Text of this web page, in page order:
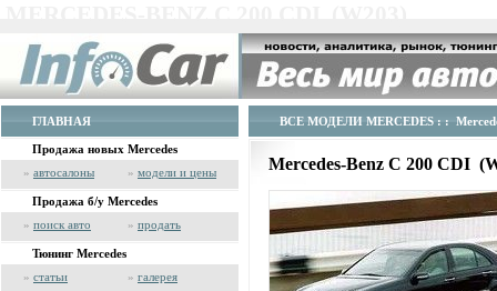
ГЛАВНАЯ
Продажа новых Mercedes
» автосалоны » модели и цены
Продажа б/у Mercedes
» поиск авто » продать
Тюнинг Mercedes
» статьи » галерея
ВСЕ МОДЕЛИ MERCEDES : :
Mercedes-Benz C 200 CDI